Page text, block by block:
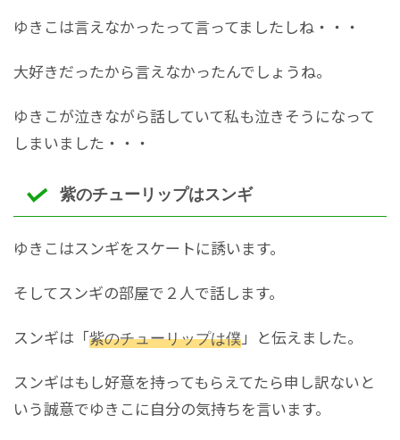
ゆきこは言えなかったって言ってましたしね・・・
大好きだったから言えなかったんでしょうね。
ゆきこが泣きながら話していて私も泣きそうになって
しまいました・・・
紫のチューリップはスンギ
ゆきこはスンギをスケートに誘います。
そしてスンギの部屋で２人で話します。
スンギは「紫のチューリップは僕」と伝えました。
スンギはもし好意を持ってもらえてたら申し訳ないと
いう誠意でゆきこに自分の気持ちを言います。